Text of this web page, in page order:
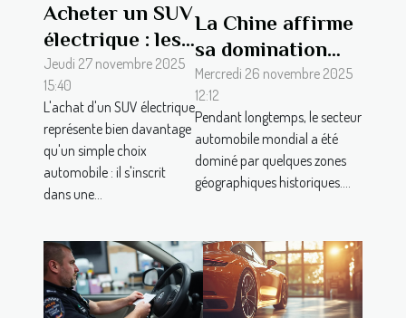
Acheter un SUV
électrique : les
garanties
essentielles
Jeudi 27 novembre 2025
15:40
L'achat d'un SUV électrique
représente bien davantage
qu'un simple choix
automobile : il s'inscrit
dans une...
La Chine affirme
sa domination
sur le marché
mondial de
l’automobile
grâce à ses
exportations
Mercredi 26 novembre 2025
12:12
Pendant longtemps, le secteur
automobile mondial a été
dominé par quelques zones
géographiques historiques....